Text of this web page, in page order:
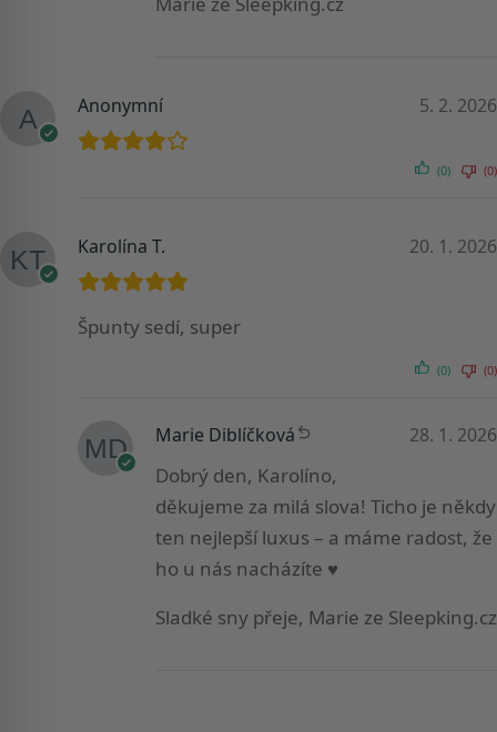
Anonymní 5. 2. 2026
(0) (0)
Karolína T. 20. 1. 2026
Špunty sedí, super
(0) (0)
Marie Diblíčková 28. 1. 2026
Dobrý den, Karolíno,
děkujeme za milá slova! Ticho je někdy
ten nejlepší luxus – a máme radost, že
ho u nás nacházíte ♥
Sladké sny přeje, Marie ze Sleepking.cz